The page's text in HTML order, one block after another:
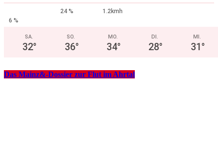
24 %
1.2kmh
6 %
SA.
32°
SO.
36°
MO.
34°
DI.
28°
MI.
31°
Das Mainz&-Dossier zur Flut im Ahrtal